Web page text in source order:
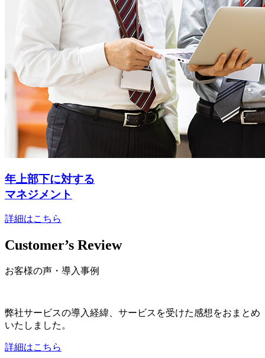
年上部下に対する
マネジメント
詳細はこちら
Customer’s Review
お客様の声・導入事例
弊社サービスの導入経緯、サービスを受けた感想をおまとめ
いたしました。
詳細はこちら